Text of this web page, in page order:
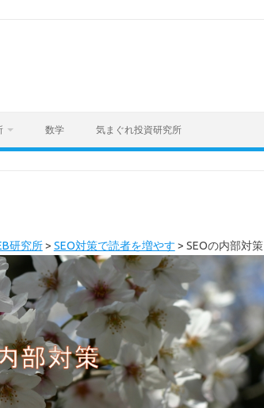
数学 気まぐれ投資研究所
研究所> SEO対策で読者を増やす > SEOの内部対策